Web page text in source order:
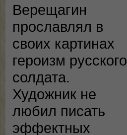
Верещагин
прославлял в
своих картинах
героизм русского
солдата.
Художник не
любил писать
эффектных